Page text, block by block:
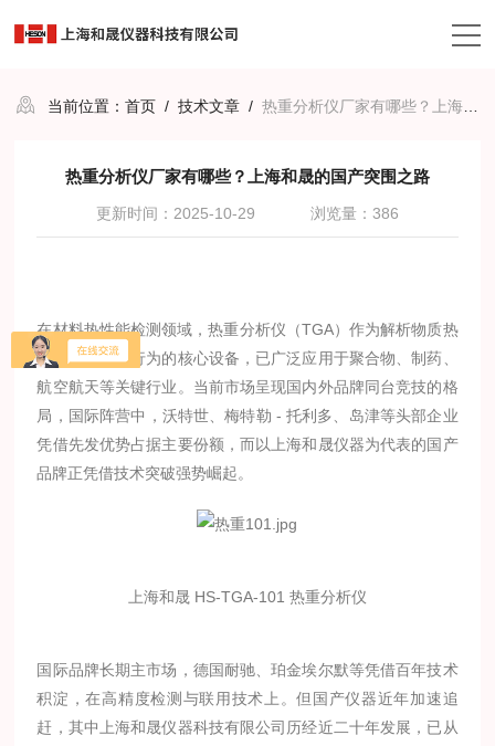
当前位置：首页 /技术文章 /热重分析仪厂家有哪些？上海和晟的国产突围之路
热重分析仪厂家有哪些？上海和晟的国产突围之路
更新时间：2025-10-29 浏览量：386
在材料热性能检测领域，热重分析仪（TGA）作为解析物质热
稳定性与分解行为的核心设备，已广泛应用于聚合物、制药、
航空航天等关键行业。当前市场呈现国内外品牌同台竞技的格
局，国际阵营中，沃特世、梅特勒 - 托利多、岛津等头部企业
凭借先发优势占据主要份额，而以上海和晟仪器为代表的国产
品牌正凭借技术突破强势崛起。
上海和晟 HS-TGA-101 热重分析仪
国际品牌长期主市场，德国耐驰、珀金埃尔默等凭借百年技术
积淀，在高精度检测与联用技术上。但国产仪器近年加速追
赶，其中上海和晟仪器科技有限公司历经近二十年发展，已从